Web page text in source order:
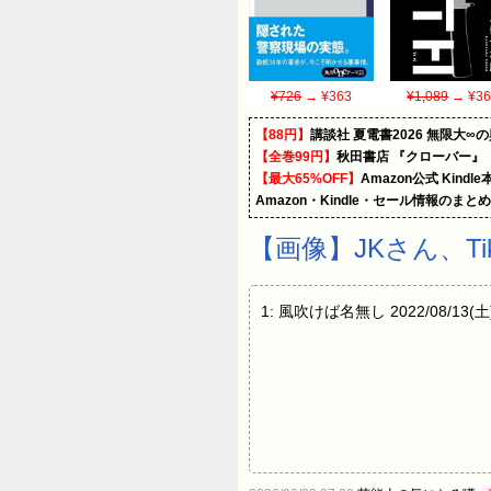
¥726 → ¥363 ¥1,089→
【88円】 講談社 夏電書2026 無限大∞
【全巻99円】 秋田書店 『クローバー』
【最大65%OFF】 Amazon公式 Kindle
Amazon・Kindle・セール情報のまと
【画像】JKさん、
1: 風吹けば名無し 2022/08/13(